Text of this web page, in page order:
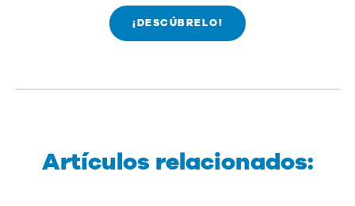
¡DESCÚBRELO!
Artículos relacionados: